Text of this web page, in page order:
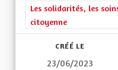
Filtrer les résultats de
Les solidarités, les
citoyenne
CRÉÉ LE
23/06/2023